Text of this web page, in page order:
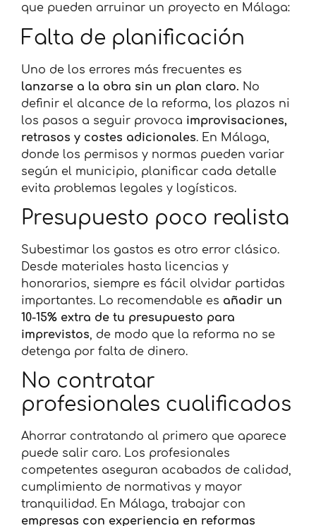
que pueden arruinar un proyecto en Málaga:
Falta de planificación
Uno de los errores más frecuentes es
lanzarse a la obra sin un plan claro. No
definir el alcance de la reforma, los plazos ni
los pasos a seguir provoca improvisaciones,
retrasos y costes adicionales. En Málaga,
donde los permisos y normas pueden variar
según el municipio, planificar cada detalle
evita problemas legales y logísticos.
Presupuesto poco realista
Subestimar los gastos es otro error clásico.
Desde materiales hasta licencias y
honorarios, siempre es fácil olvidar partidas
importantes. Lo recomendable es añadir un
10-15% extra de tu presupuesto para
imprevistos, de modo que la reforma no se
detenga por falta de dinero.
No contratar
profesionales cualificados
Ahorrar contratando al primero que aparece
puede salir caro. Los profesionales
competentes aseguran acabados de calidad,
cumplimiento de normativas y mayor
tranquilidad. En Málaga, trabajar con
empresas con experiencia en reformas